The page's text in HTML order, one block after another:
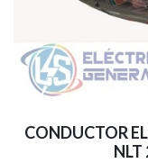
CONDUCTOR
NLT